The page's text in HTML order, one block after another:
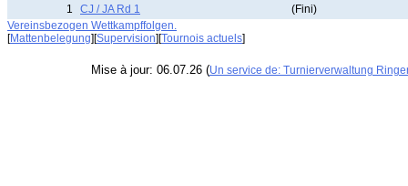
1
CJ / JA Rd 1
(Fini)
Vereinsbezogen Wettkampffolgen.
[Mattenbelegung][Supervision][Tournois actuels]
Mise à jour: 06.07.26 (Un service de: Turnierverwaltung